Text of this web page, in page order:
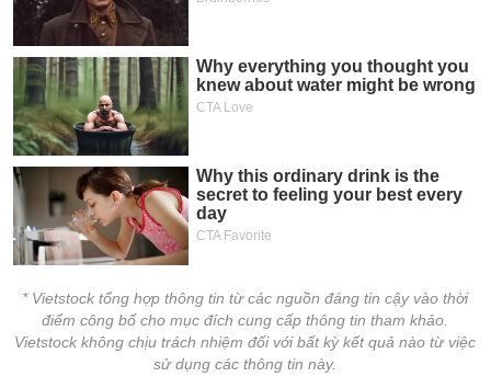
* Vietstock tổng hợp thông tin từ các nguồn đáng tin cậy vào thời
điểm công bố cho mục đích cung cấp thông tin tham khảo.
Vietstock không chịu trách nhiệm đối với bất kỳ kết quả nào từ việc
sử dụng các thông tin này.